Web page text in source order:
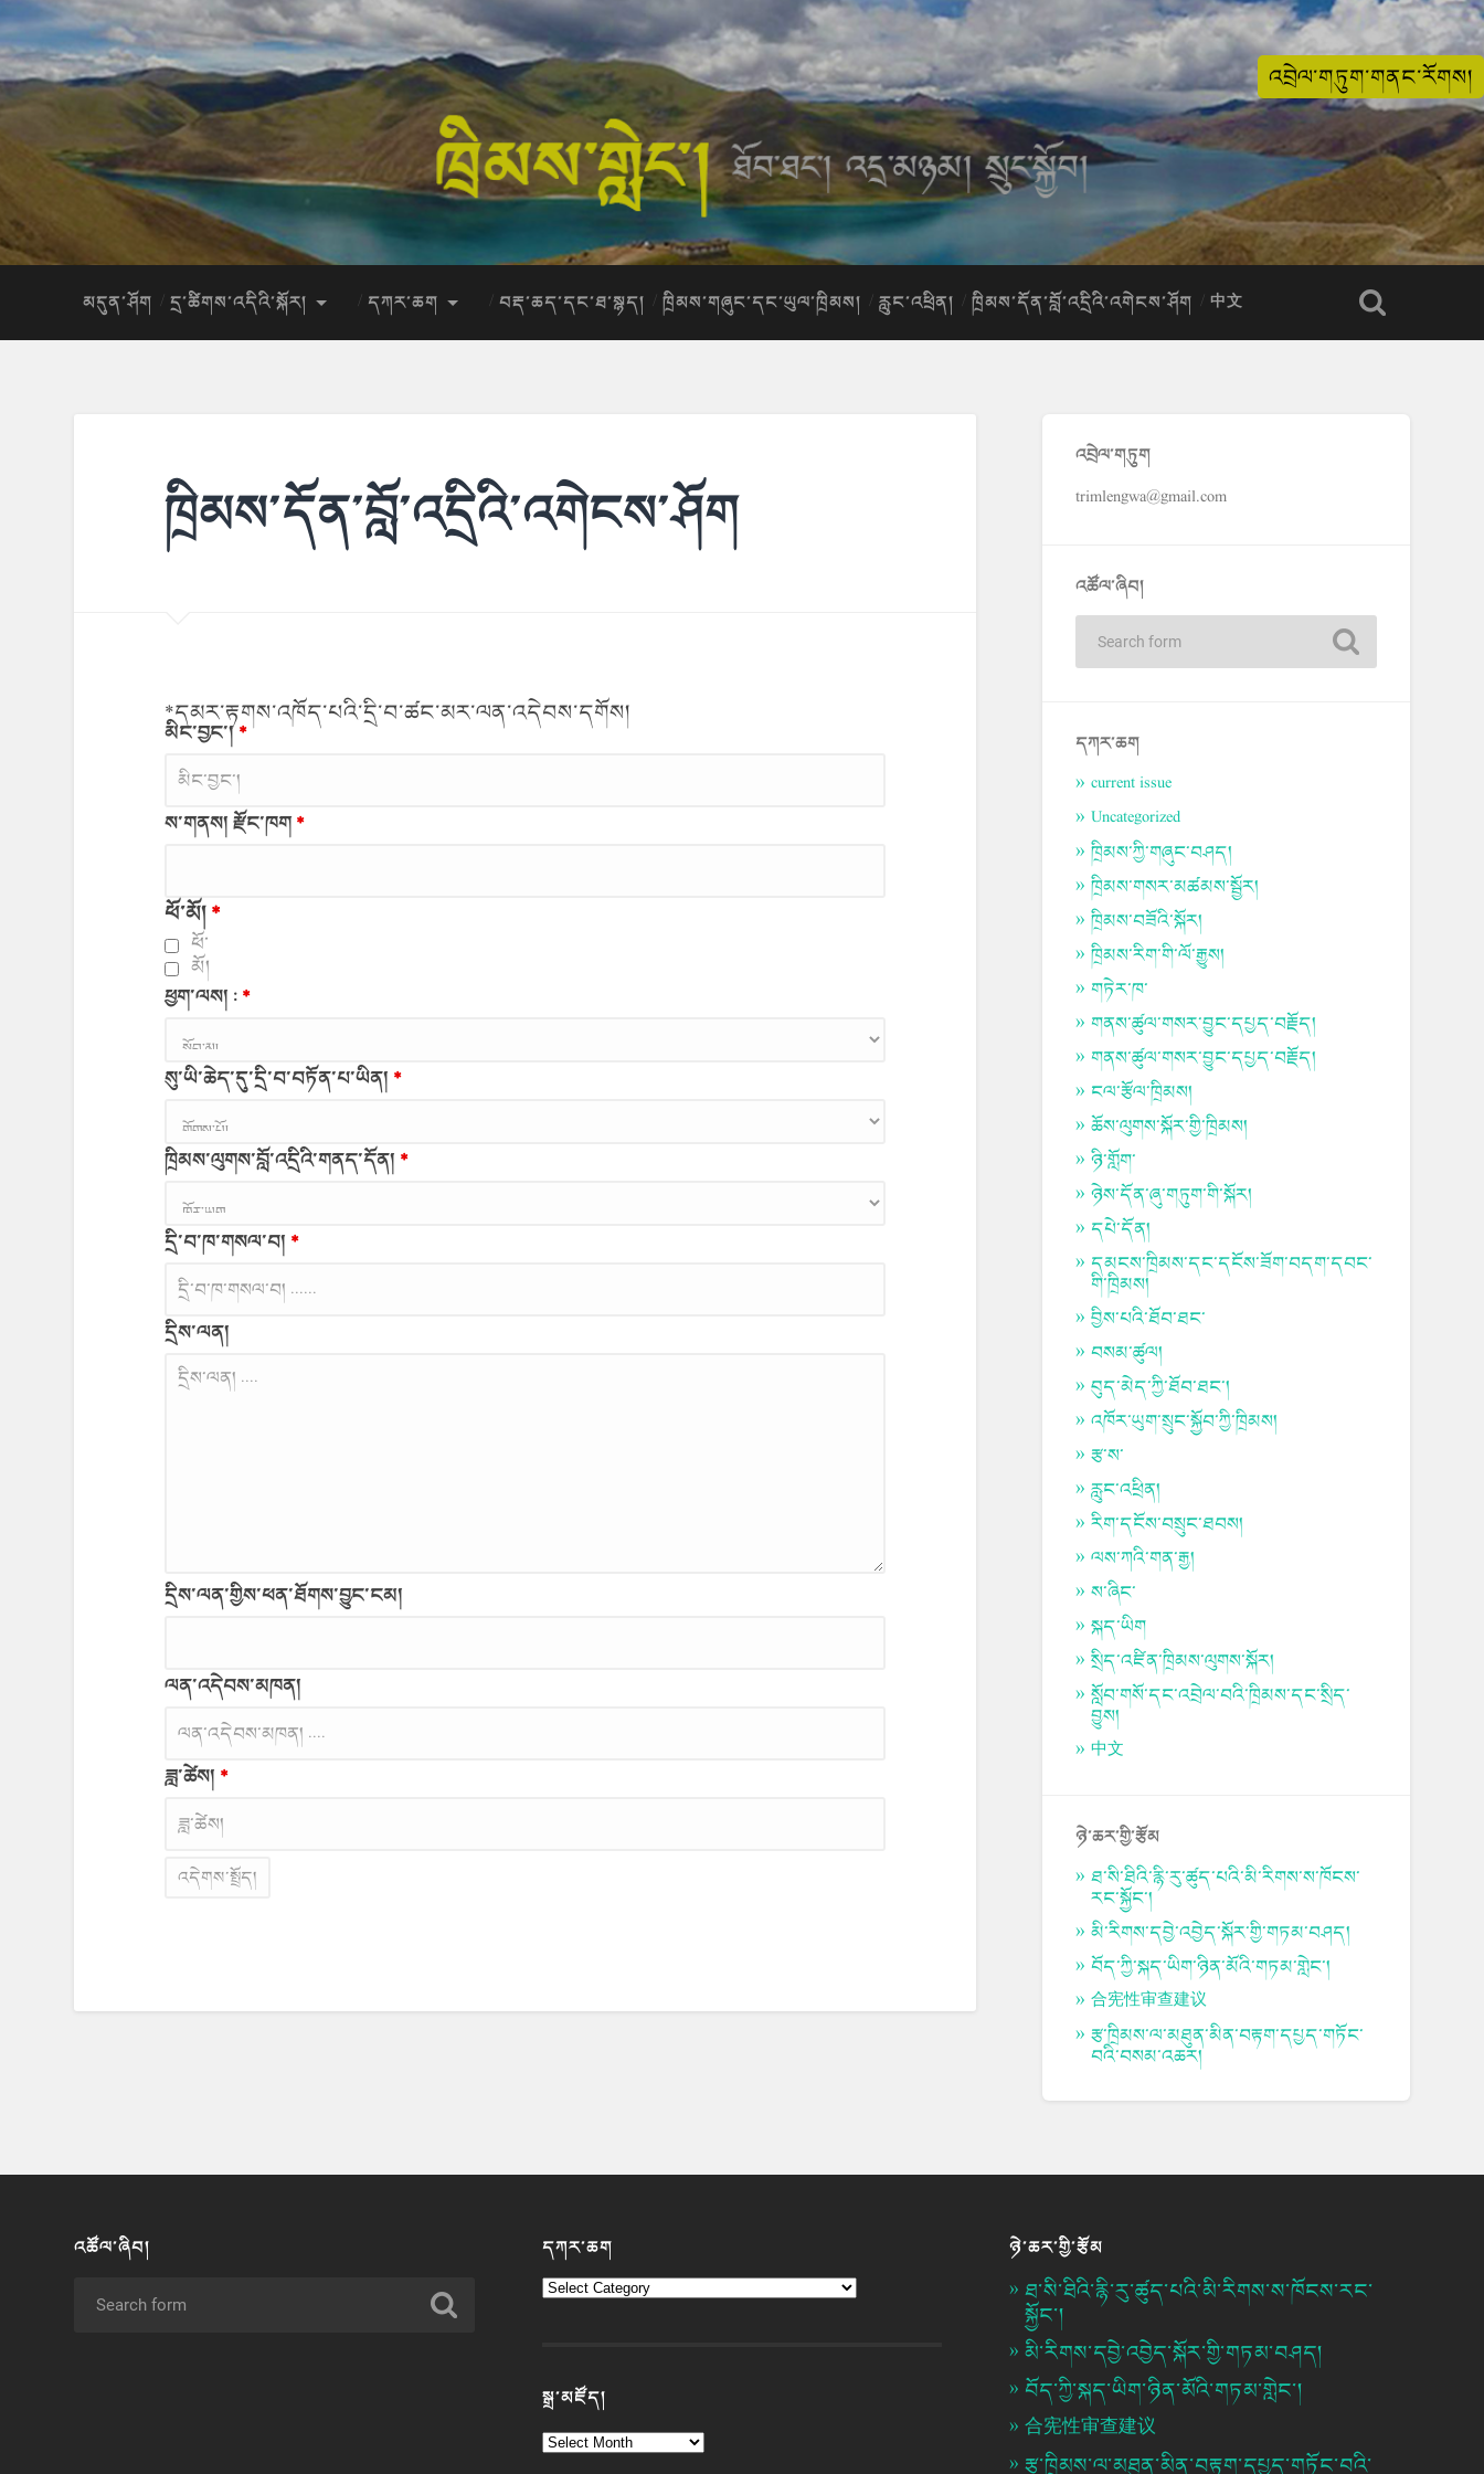
འབྲེལ་གཏུག་གནང་རོགས།
མདུན་ཤོག དྲ་ཚིགས་འདིའི་སྐོར། དཀར་ཆག བརྡ་ཆད་དང་ཐ་སྙད། ཁྲིམས་གཞུང་དང་ཡུལ་ཁྲིམས། རླུང་འཕྲིན། ཁྲིམས་དོན་བློ་འདྲིའི་འགེངས་ཤོག 中文
ཁྲིམས་དོན་བློ་འདྲིའི་འགེངས་ཤོག
*དམར་རྟགས་འཁོད་པའི་དྲི་བ་ཚང་མར་ལན་འདེབས་དགོས།
མིང་བྱང་།*
ས་གནས། རྫོང་ཁག*
ཕོ་མོ།*
ཕོ་
མོ།
ཕྱག་ལས། :*
སུ་ཡི་ཆེད་དུ་དྲི་བ་བཏོན་པ་ཡིན། *
ཁྲིམས་ལུགས་བློ་འདྲིའི་གནད་དོན། *
དྲི་བ་ཁ་གསལ་བ། *
དྲིས་ལན།
དྲིས་ལན་གྱིས་ཕན་ཐོགས་བྱུང་ངམ།
ལན་འདེབས་མཁན།
ཟླ་ཚེས། *
འབྲེལ་གཏུག
trimlengwa@gmail.com
འཚོལ་ཞིབ།
དཀར་ཆག
current issue
Uncategorized
ཁྲིམས་ཀྱི་གཞུང་བཤད།
ཁྲིམས་གསར་མཚམས་སྦྱོར།
ཁྲིམས་བཟོའི་སྐོར།
ཁྲིམས་རིག་གི་ལོ་རྒྱུས།
གཏེར་ཁ་
གནས་ཚུལ་གསར་བྱུང་དཔྱད་བརྗོད།
གནས་ཚུལ་གསར་བྱུང་དཔྱད་བརྗོད།
ངལ་རྩོལ་ཁྲིམས།
ཆོས་ལུགས་སྐོར་གྱི་ཁྲིམས།
ཉི་གློག་
ཉེས་དོན་ཞུ་གཏུག་གི་སྐོར།
དཔེ་དོན།
དམངས་ཁྲིམས་དང་དངོས་ཟོག་བདག་དབང་
གི་ཁྲིམས།
བྱིས་པའི་ཐོབ་ཐང་
བསམ་ཚུལ།
བུད་མེད་ཀྱི་ཐོབ་ཐང་།
འཁོར་ཡུག་སྲུང་སྐྱོབ་ཀྱི་ཁྲིམས།
རྩ་ས་
རླུང་འཕྲིན།
རིག་དངོས་བསྲུང་ཐབས།
ལས་ཀའི་གན་རྒྱ།
ས་ཞིང་
སྐད་ཡིག
སྲིད་འཛིན་ཁྲིམས་ལུགས་སྐོར།
སློབ་གསོ་དང་འབྲེལ་བའི་ཁྲིམས་དང་སྲིད་
བྱུས།
中文
ཉེ་ཆར་གྱི་རྩོམ
ཐ་སི་ཐིའི་རྙི་རུ་ཚུད་པའི་མི་རིགས་ས་ཁོངས་
རང་སྐྱོང་།
མི་རིགས་དབྱེ་འབྱེད་སྐོར་གྱི་གཏམ་བཤད།
བོད་ཀྱི་སྐད་ཡིག་ཉིན་མོའི་གཏམ་གླེང་།
合宪性审查建议
རྩ་ཁྲིམས་ལ་མཐུན་མིན་བརྟག་དཔྱད་གཏོང་
བའི་བསམ་འཆར།
འཚོལ་ཞིབ། དཀར་ཆག
སྒྲ་མཛོད།
ཉེ་ཆར་གྱི་རྩོམ
ཐ་སི་ཐིའི་རྙི་རུ་ཚུད་པའི་མི་རིགས་ས་ཁོངས་རང་
སྐྱོང་།
མི་རིགས་དབྱེ་འབྱེད་སྐོར་གྱི་གཏམ་བཤད།
བོད་ཀྱི་སྐད་ཡིག་ཉིན་མོའི་གཏམ་གླེང་།
合宪性审查建议
རྩ་ཁྲིམས་ལ་མཐུན་མིན་བརྟག་དཔྱད་གཏོང་བའི་